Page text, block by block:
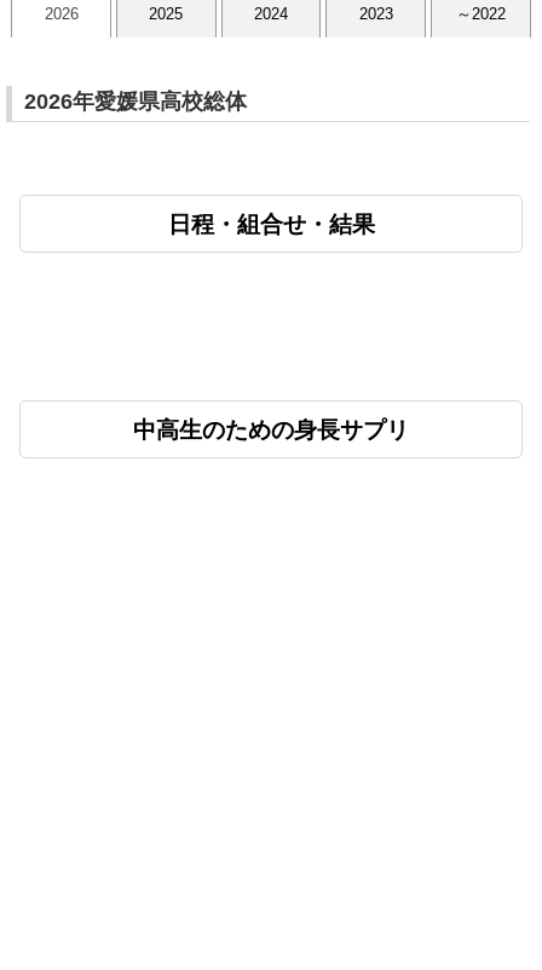
2026 2025 2024 2023 ～2022
2026年愛媛県高校総体
日程・組合せ・結果
中高生のための身長サプリ